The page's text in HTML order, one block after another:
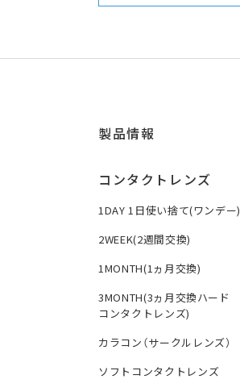
製品情報
コンタクトレンズ
1DAY 1日使い捨て(ワンデー)
2WEEK(2週間交換)
1MONTH(1ヵ月交換)
3MONTH(3ヵ月交換ハード
コンタクトレンズ)
カラコン（サークルレンズ）
ソフトコンタクトレンズ